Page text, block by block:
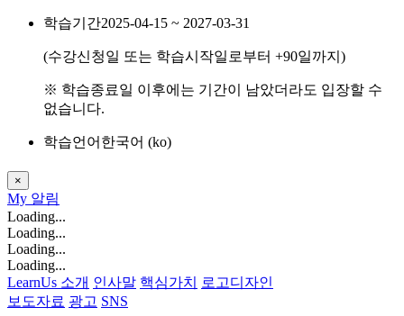
학습기간2025-04-15 ~ 2027-03-31
(수강신청일 또는 학습시작일로부터 +90일까지)
※ 학습종료일 이후에는 기간이 남았더라도 입장할 수
없습니다.
학습언어 한국어 ‎(ko)‎
×
My 알림
Loading...
Loading...
Loading...
Loading...
LearnUs 소개 인사말 핵심가치
로고디자인
보도자료 광고 SNS